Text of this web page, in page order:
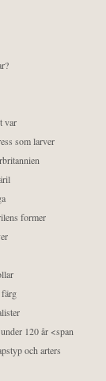
var
som larver
former
120 år <span
och arters